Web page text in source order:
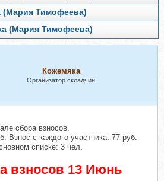
Тимофеева)
(Мария Тимофеева)
Кожемяка
Организатор складчин
сбора взносов.
Взнос с каждого участника: 77 руб.
списке: 3 чел.
взносов 13 Июнь